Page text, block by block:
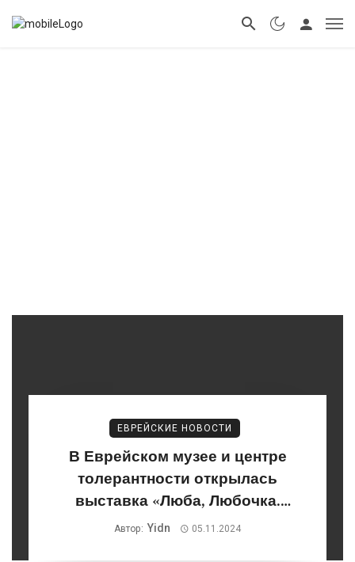
ЕВРЕЙСКИЕ НОВОСТИ
В Еврейском музее и центре
толерантности открылась
выставка «Люба, Любочка.
Любовь Сергеевна Попова.
Автор: Yidn 05.11.2024